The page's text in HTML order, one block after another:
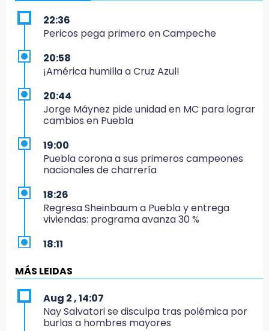
22:36
Pericos pega primero en Campeche
20:58
¡América humilla a Cruz Azul!
20:44
Jorge Máynez pide unidad en MC para lograr
cambios en Puebla
19:00
Puebla corona a sus primeros campeones
nacionales de charrería
18:26
Regresa Sheinbaum a Puebla y entrega
viviendas: programa avanza 30 %
18:11
Centroamericanos
17:24
El Quintalero: la panadería de Izúcar que
elabora pan de conejo para Santo Domingo
MÁS LEIDAS
Aug 2 , 14:07
Nay Salvatori se disculpa tras polémica por
burlas a hombres mayores